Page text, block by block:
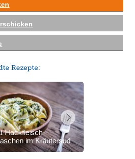
Rezepte:
Hackfleisch-
im Kräutersud